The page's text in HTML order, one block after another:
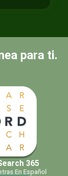
para ti.
365
En Español